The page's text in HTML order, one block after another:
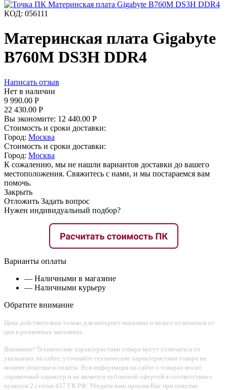
КОД: 056111
Материнская плата Gigabyte
B760M DS3H DDR4
Написать отзыв
Нет в наличии
9 990.00 Р
22 430.00 Р
Вы экономите: 12 440.00 Р
Стоимость и сроки доставки:
Город: Москва
Стоимость и сроки доставки:
Город: Москва
К сожалению, мы не нашли вариантов доставки до вашего
местоположения. Свяжитесь с нами, и мы постараемся вам
помочь.
Закрыть
Отложить Задать вопрос
Нужен индивидуальный подбор?
Варианты оплаты
— Наличными в магазине
— Наличными курьеру
Обратите внимание
Цена действительна только для интернет-магазина и может отличаться от
цен в розничных магазинах.
Внимание! Технические характеристики товара могут отличаться от
указанных на сайте, уточняйте технические характеристики товара на
момент покупки и оплаты. Вся информация на сайте о товарах носит
справочный характер и не является публичной офертой в соответствии с
пунктом 2 статьи 437 ГК РФ. Убедительно просим Вас при покупке